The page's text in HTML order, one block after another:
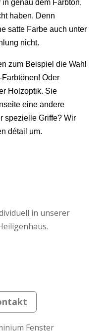
genau dem Farbton,
haben. Denn
satte Farbe auch unter
nicht.
zum Beispiel die Wahl
Oder
Holzoptik. Sie
eine andere
spezielle Griffe? Wir
détail um.
in unserer